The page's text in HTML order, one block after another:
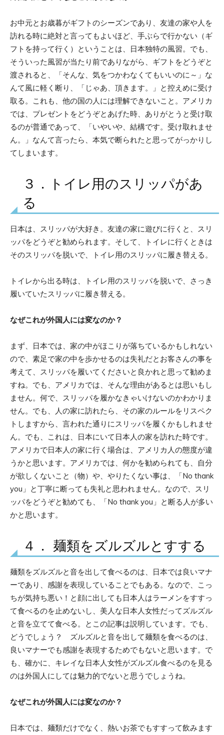
お中元とお歳暮がギフトのシーズンであり、友達の家や人を
訪れる時に絶対と言ってもよいほど、手ぶらで行かない（ギ
フトを持って行く）ということは、日本独特の風習。でも、
そういった風習が当たり前でありながら、ギフトをどうぞと
渡されると、「そんな、気をつかわなくてもいいのに～」な
んて風に軽く断り、「じゃあ、頂きます。」と控えめに受け
取る。これも、他の国の人には理解できないこと。アメリカ
では、プレゼントをどうぞとあげた時、ありがとうと受け取
るのが普通であって、「いやいや、結構です。受け取れませ
ん。」なんて言ったら、本気で断られたと思ってがっかりし
てしまいます。
３．トイレ用のスリッパがあ
る
日本は、スリッパが大好き。友達の家に遊びに行くと、スリ
ッパをどうぞと勧められます。そして、トイレに行くときは
そのスリッパを脱いで、トイレ用のスリッパに履き替える。
トイレから出る時は、トイレ用のスリッパを脱いで、さっき
履いていたスリッパに履き替える。
なぜこれが外国人には変なのか？
まず、日本では、家の中がほこりが落ちているかもしれない
ので、素足で家の中を歩かせるのは失礼だとお客さんの事を
考えて、スリッパを履いてくださいと良かれと思って勧めま
すね。でも、アメリカでは、そんな理由があるとは思いもし
ません。何で、スリッパを履かなきゃいけないのかわかりま
せん。でも、人の家に訪れたら、その家のルールをリスペク
トしますから、言われた通りにスリッパを履くかもしれませ
ん。でも、これは、日本にいて日本人の家を訪れた時です。
アメリカで日本人の家に行く場合は、アメリカ人の態度が違
うかと思います。アメリカでは、何かを勧められても、自分
が欲しくないこと（物）や、やりたくない事は、「No thank
you」と丁寧に断っても失礼と思われません。なので、スリ
ッパをどうぞと勧めても、「No thank you」と断る人が多い
かと思います。
４． 麺類をズルズルとすする
麺類をズルズルと音を出して食べるのは、日本では良いマナ
ーであり、感謝を表現していることでもある。なので、こっ
ちが気持ち悪い！と顔に出しても日本人はラーメンをすすっ
て食べるのを止めないし、美人な日本人女性だってズルズル
と音を立てて食べる。とこの記事は説明しています。でも、
どうでしょう？ ズルズルと音を出して麺類を食べるのは、
良いマナーでも感謝を表現するためでもないと思います。で
も、確かに、キレイな日本人女性がズルズル食べるのを見る
のは外国人にしては魅力的でないと思うでしょうね。
なぜこれが外国人には変なのか？
日本では、麺類だけでなく、熱いお茶でもすすって飲みます